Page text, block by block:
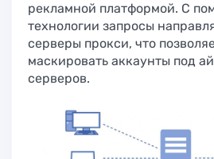
рекламной платформой. С
технологии запросы
серверы прокси, что
маскировать аккаунты под
серверов.